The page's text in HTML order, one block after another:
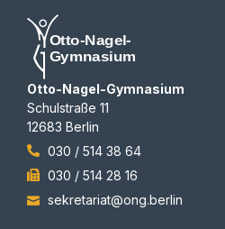
Otto-Nagel-Gymnasium
Schulstraße 11
12683 Berlin
030 / 514 38 64
030 / 514 28 16
sekretariat@ong.berlin